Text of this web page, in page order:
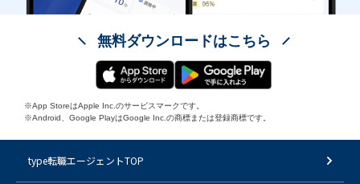
無料ダウンロードはこちら
※App StoreはApple Inc.のサービスマークです。
※Android、Google PlayはGoogle Inc.の商標または登録商標です。
type転職エージェントTOP